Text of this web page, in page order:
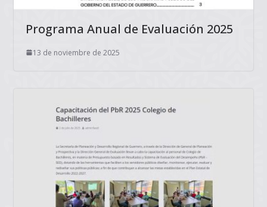
Programa Anual de Evaluación 2025
13 de noviembre de 2025